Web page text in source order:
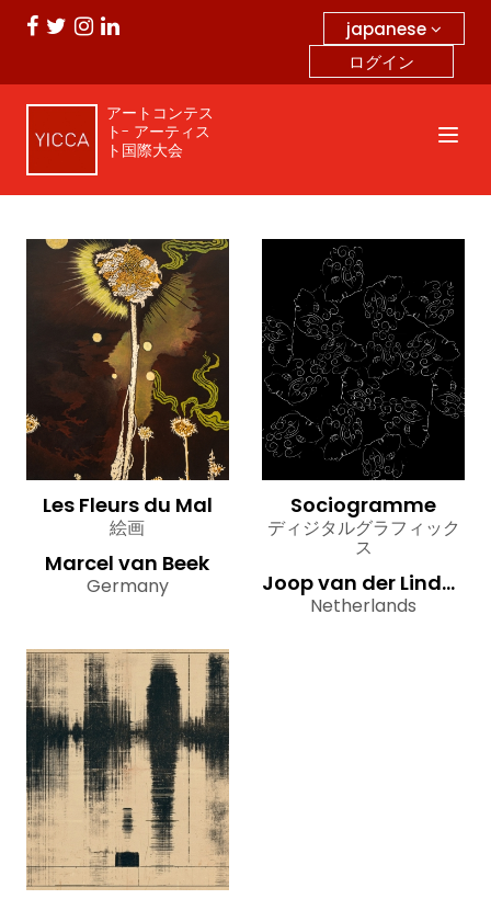
japanese
ログイン
アートコンテス
ト- アーティス
ト国際大会
Les Fleurs du Mal
絵画
Marcel van Beek
Germany
Sociogramme
ディジタルグラフィック
ス
Joop van der Linden
Netherlands